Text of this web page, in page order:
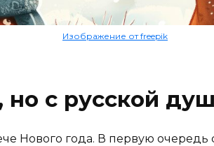
Изображение от freepik
с русской
Нового года. В первую